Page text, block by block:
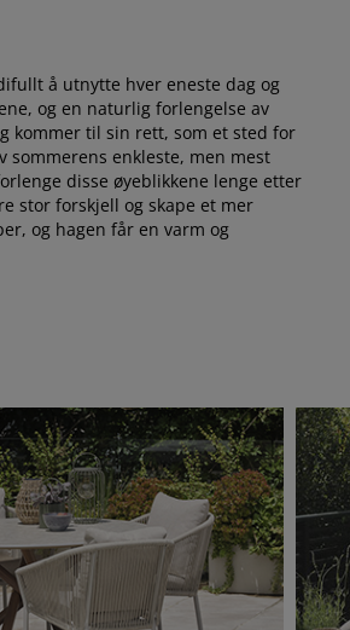
å utnytte hver eneste dag og
og en naturlig forlengelse av
kommer til sin rett, som et sted for
sommerens enkleste, men mest
disse øyeblikkene lenge etter
stor forskjell og skape et mer
og hagen får en varm og